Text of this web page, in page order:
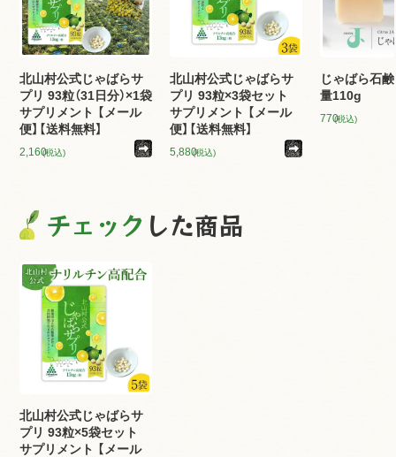
北山村公式じゃばらサ
プリ 93粒（31日分）×1袋
サプリメント 【メール
便】【送料無料】
2,160(税込)
北山村公式じゃばらサ
プリ 93粒×3袋セット
サプリメント 【メール
便】【送料無料】
5,880(税込)
じゃばら石
量110g
770(税込)
チェック した商品
北山村公式じゃばらサ
プリ 93粒×5袋セット
サプリメント 【メール